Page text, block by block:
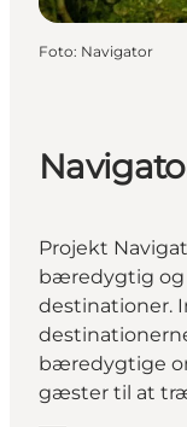
Foto: Navigator
Projekt
bæredygtig og
destinationer.
bæredygtige
gæster til at